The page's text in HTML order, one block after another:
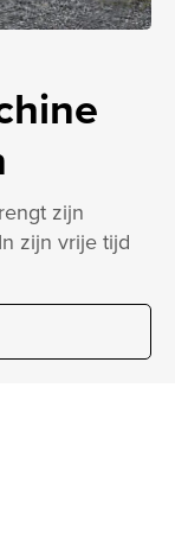
zijn
zijn vrije tijd